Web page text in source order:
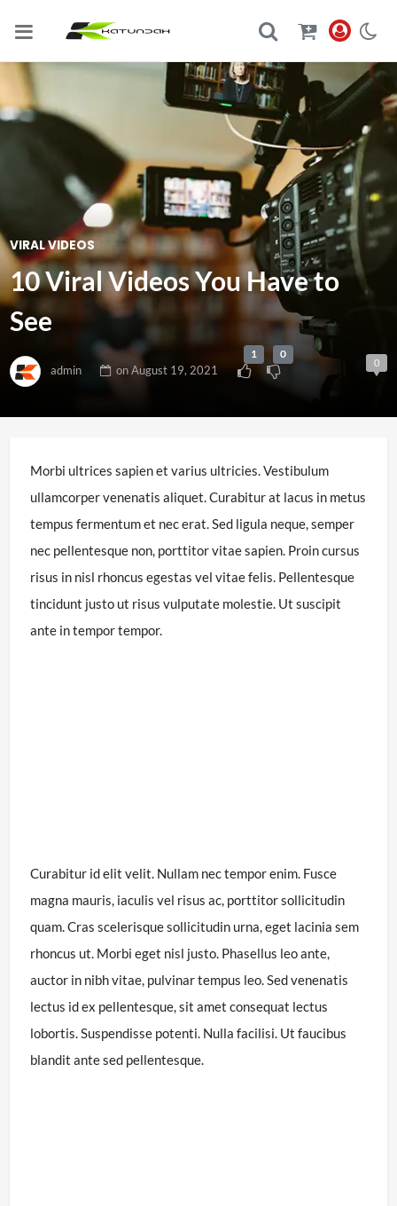
VIRAL VIDEOS
10 Viral Videos You Have to
See
admin onAugust 19, 2021
1 0
0
Morbi ultrices sapien et varius ultricies. Vestibulum
ullamcorper venenatis aliquet. Curabitur at lacus in metus
tempus fermentum et nec erat. Sed ligula neque, semper
nec pellentesque non, porttitor vitae sapien. Proin cursus
risus in nisl rhoncus egestas vel vitae felis. Pellentesque
tincidunt justo ut risus vulputate molestie. Ut suscipit
ante in tempor tempor.
Curabitur id elit velit. Nullam nec tempor enim. Fusce
magna mauris, iaculis vel risus ac, porttitor sollicitudin
quam. Cras scelerisque sollicitudin urna, eget lacinia sem
rhoncus ut. Morbi eget nisl justo. Phasellus leo ante,
auctor in nibh vitae, pulvinar tempus leo. Sed venenatis
lectus id ex pellentesque, sit amet consequat lectus
lobortis. Suspendisse potenti. Nulla facilisi. Ut faucibus
blandit ante sed pellentesque.